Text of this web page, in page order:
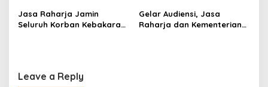
Mutiara Sentosa II di RS
PHC Surabaya
Kebakaran KM Mutiara
Sentosa II
Jasa Raharja Jamin
Seluruh Korban Kebakaran
Gelar Audiensi, Jasa
Raharja dan Kementerian
Leave a Reply